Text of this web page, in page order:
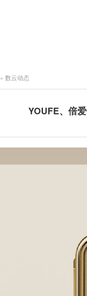
»数云动态
YOUFE、倍